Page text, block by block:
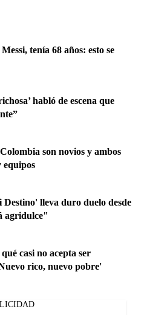
tenía 68 años: esto se
habló de escena que
son novios y ambos
equipos
lleva duro duelo desde
agridulce"
casi no acepta ser
rico, nuevo pobre'